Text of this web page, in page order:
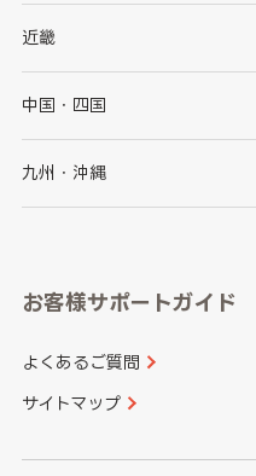
秋田県
群馬県
千葉県
新潟県
石川県
山梨県
愛知県
近畿
大阪府
京都府
和歌山県
中国・四国
鳥取県
山口県
香川県
九州・沖縄
長崎県
大分県
お客様サポートガイド
よくあるご質問
サイトマップ